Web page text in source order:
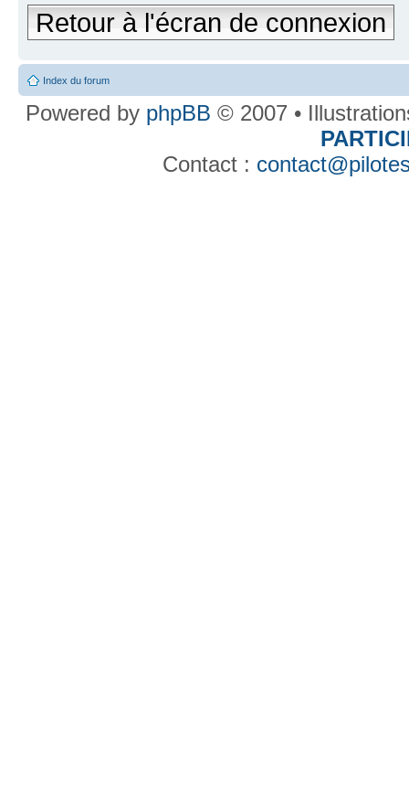
Retour à l'écran de connexion
Index du forum
Powered by phpBB © 2007 •
Contact :